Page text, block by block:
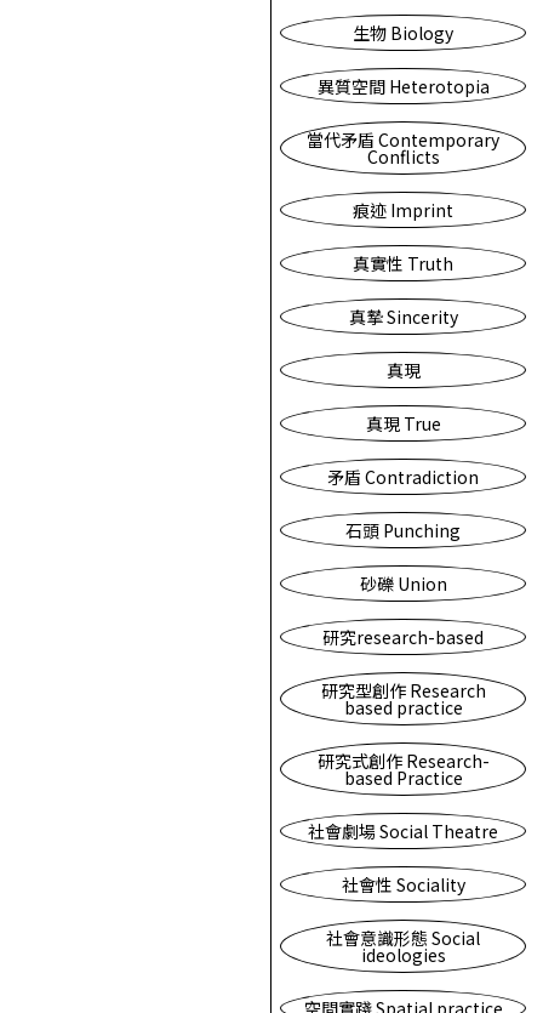
生物 Biology
異質空間 Heterotopia
當代矛盾 Contemporary
Conflicts
痕迹 Imprint
真實性 Truth
真摯 Sincerity
真現
真現 True
矛盾 Contradiction
石頭 Punching
砂礫 Union
研究research-based
研究型創作 Research
based practice
研究式創作 Research-
based Practice
社會劇場 Social Theatre
社會性 Sociality
社會意識形態 Social
ideologies
空間實踐 Spatial practice